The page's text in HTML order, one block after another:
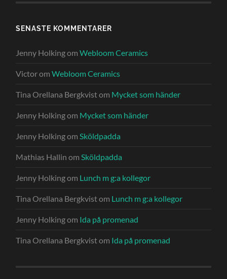
SENASTE KOMMENTARER
Jenny HolkingomWebloom Ceramics
VictoromWebloom Ceramics
Tina Orellana Bergkvistom Mycket som händer
Jenny Holkingom Mycket som händer
Jenny Holkingom Sköldpadda
Mathias Hallin om Sköldpadda
Jenny Holkingom Lunch m g:a kollegor
Tina Orellana Bergkvistom Lunch m g:a kollegor
Jenny Holkingom Ida på promenad
Tina Orellana Bergkvistom Ida på promenad